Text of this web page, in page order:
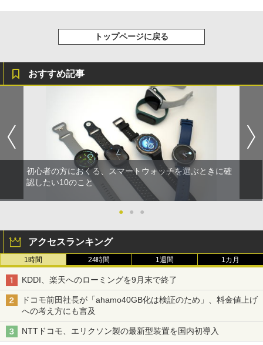
トップページに戻る
おすすめ記事
初心者の方におくる、スマートウォッチを選ぶときに確
認したい10のこと
● ● ●
アクセスランキング
1時間 24時間 1週間 1カ月
KDDI、楽天へのローミングを9月末で終了
ドコモ前田社長が「ahamo40GB化は検証のため」、料金値上げ
への考え方にも言及
NTTドコモ、エリクソン製の最新型装置を国内初導入